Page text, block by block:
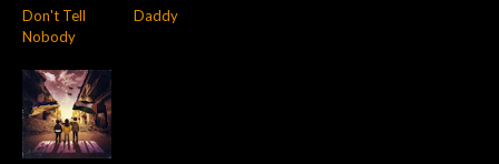
Don't Tell
Nobody
Daddy